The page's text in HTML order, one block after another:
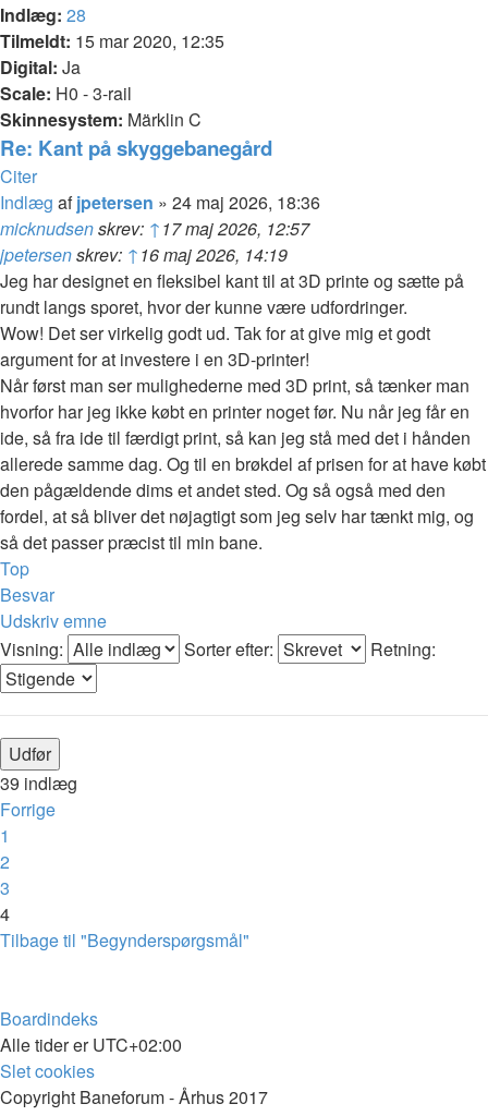
Indlæg: 28
Tilmeldt: 15 mar 2020, 12:35
Digital: Ja
Scale: H0 - 3-rail
Skinnesystem: Märklin C
Re: Kant på skyggebanegård
Citer
Indlæg afjpetersen » 24 maj 2026, 18:36
micknudsenskrev: ↑17 maj 2026, 12:57
jpetersenskrev: ↑16 maj 2026, 14:19
Jeg har designet en fleksibel kant til at 3D printe og sætte på
rundt langs sporet, hvor der kunne være udfordringer.
Wow! Det ser virkelig godt ud. Tak for at give mig et godt
argument for at investere i en 3D-printer!
Når først man ser mulighederne med 3D print, så tænker man
hvorfor har jeg ikke købt en printer noget før. Nu når jeg får en
ide, så fra ide til færdigt print, så kan jeg stå med det i hånden
allerede samme dag. Og til en brøkdel af prisen for at have købt
den pågældende dims et andet sted. Og så også med den
fordel, at så bliver det nøjagtigt som jeg selv har tænkt mig, og
så det passer præcist til min bane.
Top
Besvar
Udskriv emne
Visning:
Sorter efter: Retning:
39 indlæg
Forrige
1
2
3
4
Tilbage til "Begynderspørgsmål"
Boardindeks
Alle tider erUTC+02:00
Slet cookies
Copyright Baneforum - Århus 2017